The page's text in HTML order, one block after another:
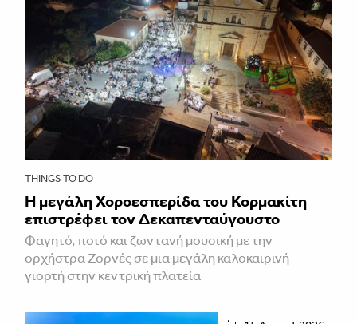
THINGS TO DO
Η μεγάλη Χοροεσπερίδα του Κορμακίτη
επιστρέφει τον Δεκαπενταύγουστο
Φαγητό, ποτό και ζωντανή μουσική με την
ορχήστρα Ζορνές σε μια μεγάλη καλοκαιρινή
γιορτή στην κεντρική πλατεία